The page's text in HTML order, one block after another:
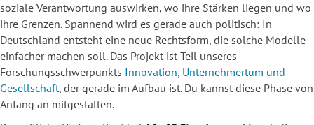
soziale Verantwortung auswirken, wo ihre Stärken liegen und wo
ihre Grenzen. Spannend wird es gerade auch politisch: In
Deutschland entsteht eine neue Rechtsform, die solche Modelle
einfacher machen soll. Das Projekt ist Teil unseres
Forschungsschwerpunkts Innovation, Unternehmertum und
Gesellschaft, der gerade im Aufbau ist. Du kannst diese Phase von
Anfang an mitgestalten.